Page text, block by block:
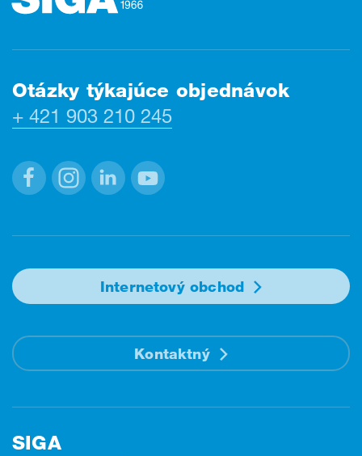
Otázky týkajúce objednávok
+ 421 903 210 245
Internetový obchod
Kontaktný
SIGA